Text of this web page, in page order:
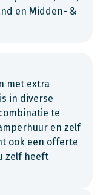
en Midden- &
met extra
in diverse
te
en zelf
ook een offerte
zelf heeft